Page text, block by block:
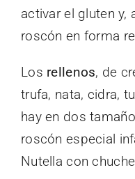
activar el gluten y,
roscón en forma
Los rellenos, de
trufa, nata, cidra,
hay en dos
roscón especial
Nutella con